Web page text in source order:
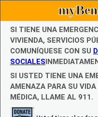
SI TIENE UNA
VIVIENDA, SERVICIOS
COMUNÍQUESE CON SU
SOCIALES
SI USTED TIENE UNA
AMENAZA PARA SU
MÉDICA, LLAME AL 911.